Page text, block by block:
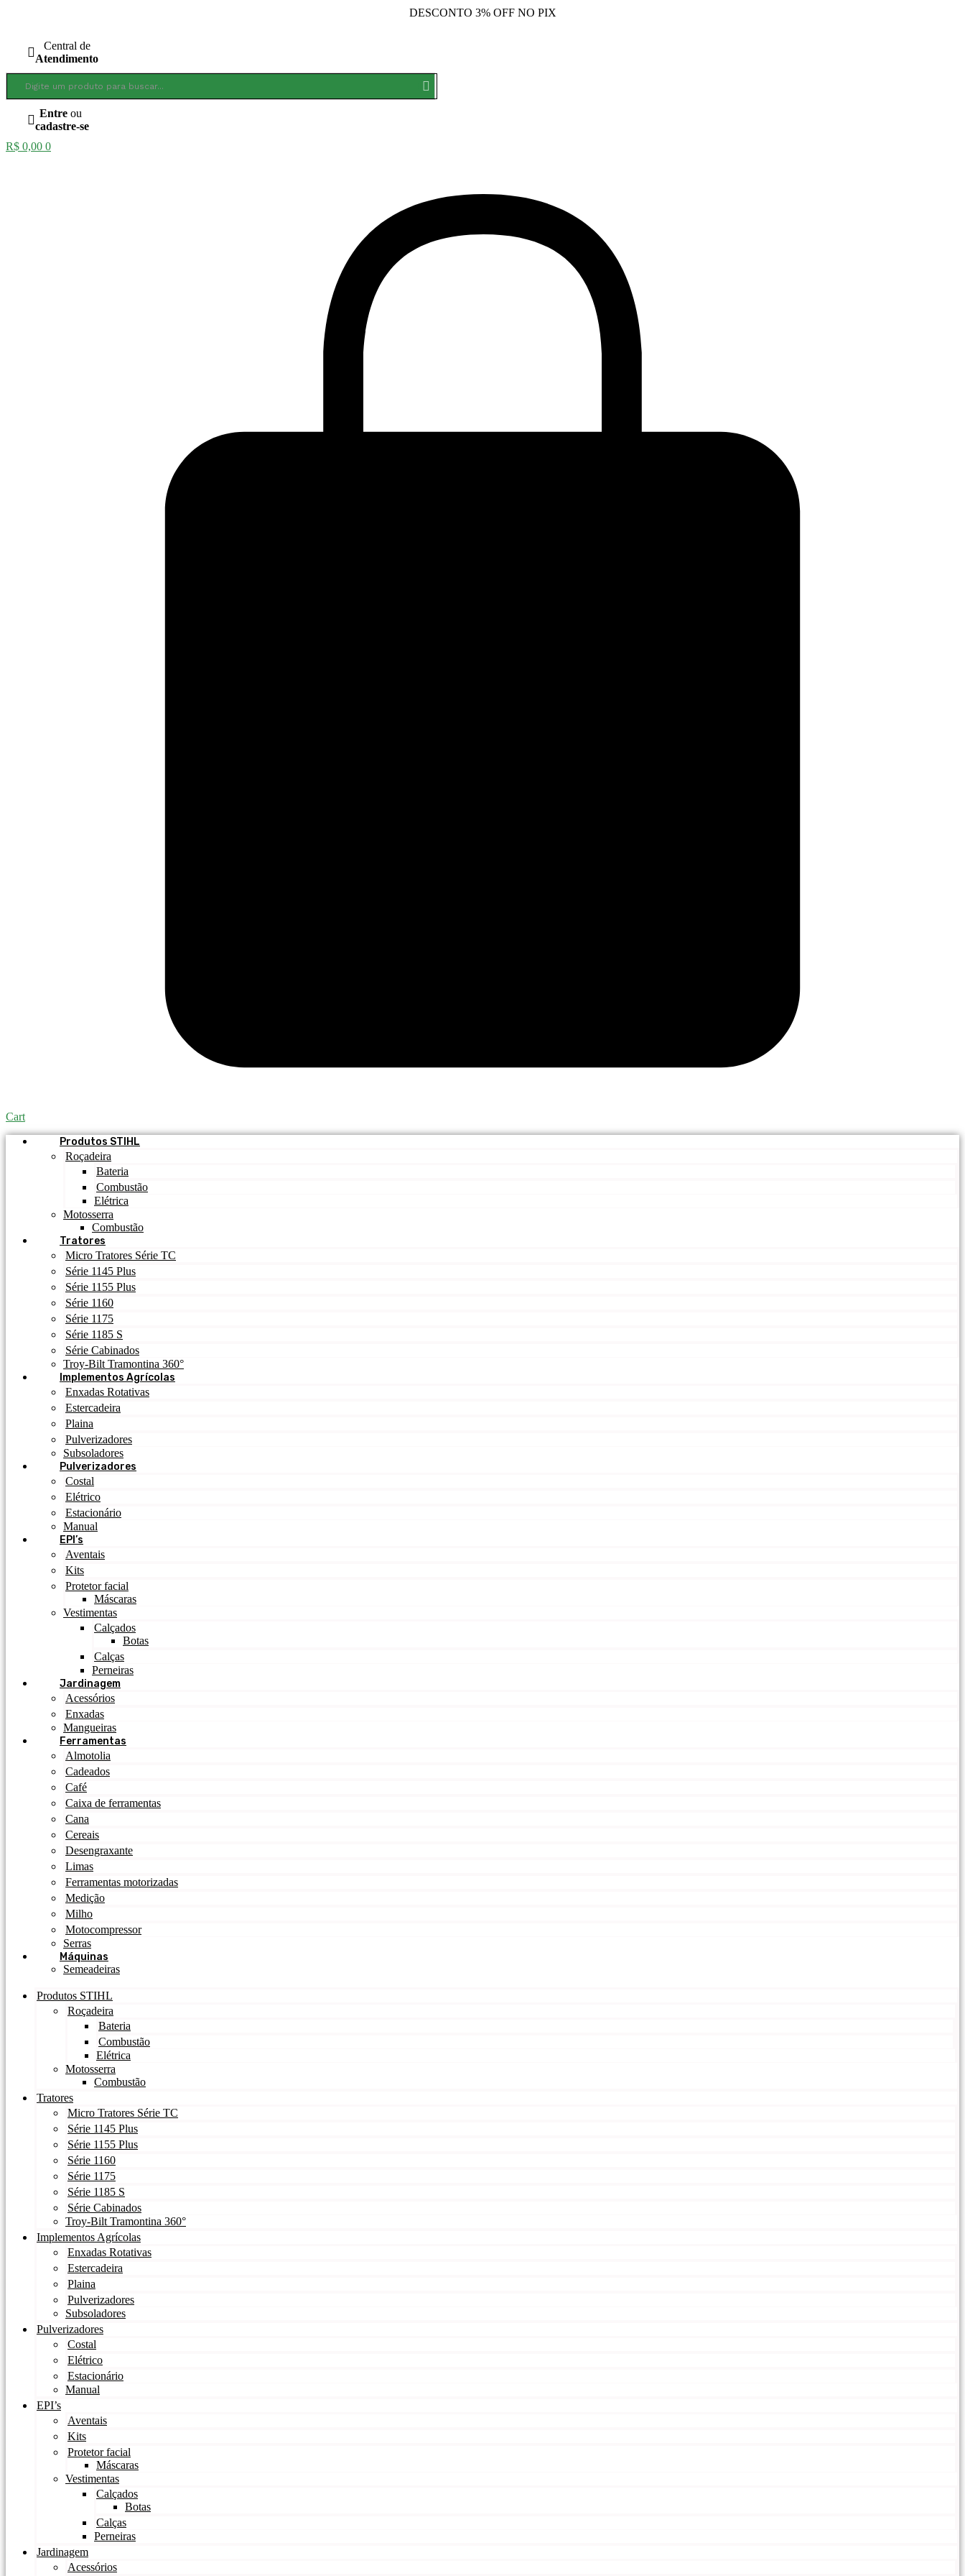
conteúdo
DESCONTO 3% OFF NO PIX
Central de
Atendimento
Entre ou
cadastre-se
R$ 0,00 0
Cart
Produtos STIHL
Roçadeira
Bateria
Combustão
Elétrica
Motosserra
Combustão
Tratores
Micro Tratores Série TC
Série 1145 Plus
Série 1155 Plus
Série 1160
Série 1175
Série 1185 S
Série Cabinados
Troy-Bilt Tramontina 360°
Implementos Agrícolas
Enxadas Rotativas
Estercadeira
Plaina
Pulverizadores
Subsoladores
Pulverizadores
Costal
Elétrico
Estacionário
Manual
EPI’s
Aventais
Kits
Protetor facial
Máscaras
Vestimentas
Calçados
Botas
Calças
Perneiras
Jardinagem
Acessórios
Enxadas
Mangueiras
Ferramentas
Almotolia
Cadeados
Café
Caixa de ferramentas
Cana
Cereais
Desengraxante
Limas
Ferramentas motorizadas
Medição
Milho
Motocompressor
Serras
Máquinas
Semeadeiras
Produtos STIHL
Roçadeira
Bateria
Combustão
Elétrica
Motosserra
Combustão
Tratores
Micro Tratores Série TC
Série 1145 Plus
Série 1155 Plus
Série 1160
Série 1175
Série 1185 S
Série Cabinados
Troy-Bilt Tramontina 360°
Implementos Agrícolas
Enxadas Rotativas
Estercadeira
Plaina
Pulverizadores
Subsoladores
Pulverizadores
Costal
Elétrico
Estacionário
Manual
EPI’s
Aventais
Kits
Protetor facial
Máscaras
Vestimentas
Calçados
Botas
Calças
Perneiras
Jardinagem
Acessórios